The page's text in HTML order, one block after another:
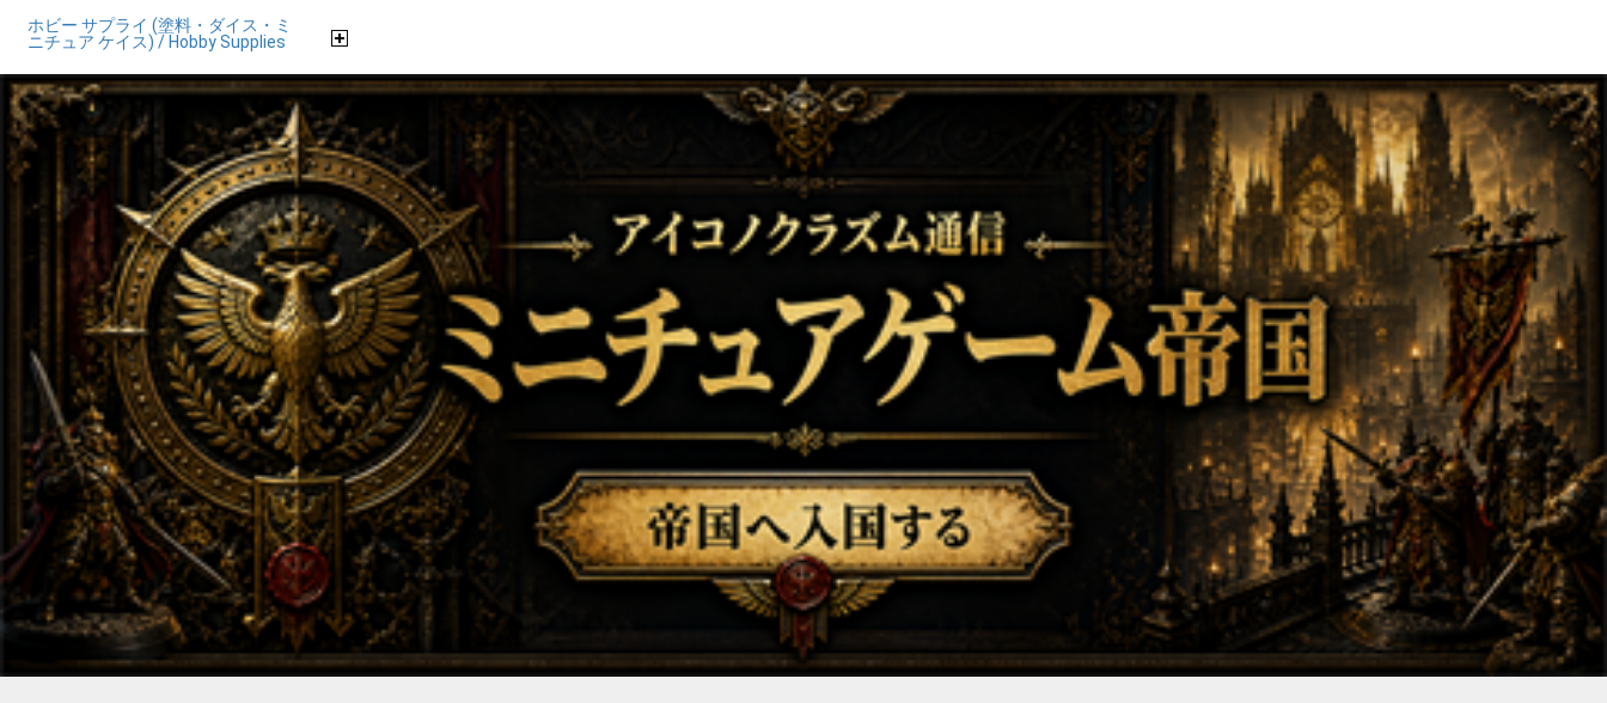
ホビー サプライ (塗料・ダイス・ミ
ニチュア ケイス) / Hobby Supplies